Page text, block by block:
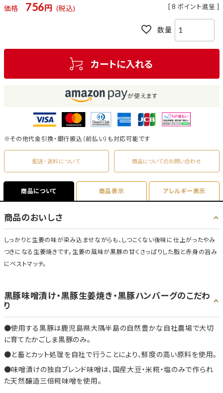
価格 756 税込 8 ポイント進呈 ]
カートに入れる
が使えます
※その他代金引換・銀行振込（前払い）も対応可能です
配送・送料について 商品についてのお問い合わせ
商品について 商品表示 アレルギー表示
商品のおいしさ
しっかりと生姜の味が染み込ませながらも、しつこくない後味に仕上がったやみ
つきになる生姜焼きです。生姜の風味が黒豚の甘くさっぱりした脂と赤身の旨み
にベストマッチ。
黒豚味噌漬け・黒豚生姜焼き・黒豚ハンバーグのこだわ
り
使用する黒豚は鹿児島県大隅半島の自然豊かな自社農場で大切
に育てたかごしま黒豚のみ。
と畜とカット処理を自社で行うことにより、鮮度の高い原料を使用。
味噌漬けの独自ブレンド味噌は、国産大豆・米糀・塩のみで作られ
た天然醸造三倍糀味噌を使用。